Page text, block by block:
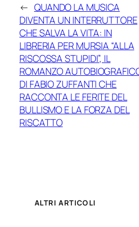
← QUANDO LA MUSICA
DIVENTA UN INTERRUTTORE
CHE SALVA LA VITA: IN
LIBRERIA PER MURSIA “ALLA
RISCOSSA STUPIDI”, IL
ROMANZO
DI FABIO ZUFFANTI CHE
RACCONTA LE FERITE DEL
BULLISMO E LA FORZA DEL
RISCATTO
ALTRI ARTICOLI